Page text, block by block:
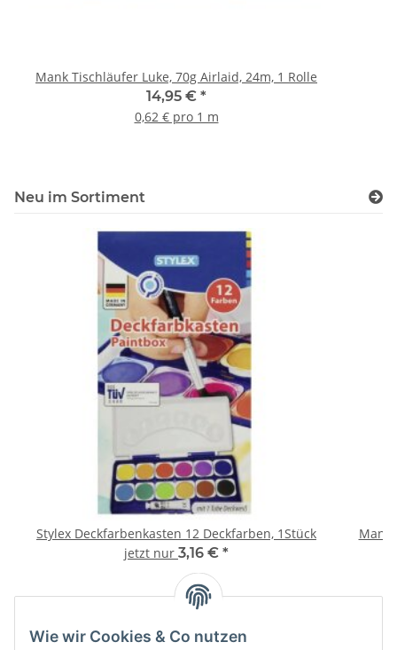
Wie wir Cookies & Co nutzen
Mank Tischläufer Luke, 70g Airlaid, 24m, 1 Rolle
14,95 € *
0,62 € pro 1 m
Neu im Sortiment
Stylex Deckfarbenkasten 12 Deckfarben, 1Stück
jetzt nur 3,16 € *
Mank